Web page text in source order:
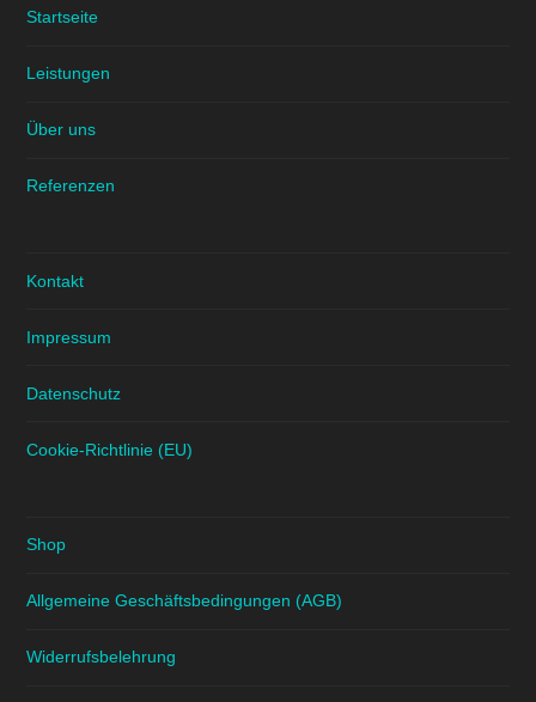
Startseite
Leistungen
Über uns
Referenzen
Kontakt
Impressum
Datenschutz
Cookie-Richtlinie (EU)
Shop
Allgemeine Geschäftsbedingungen (AGB)
Widerrufsbelehrung